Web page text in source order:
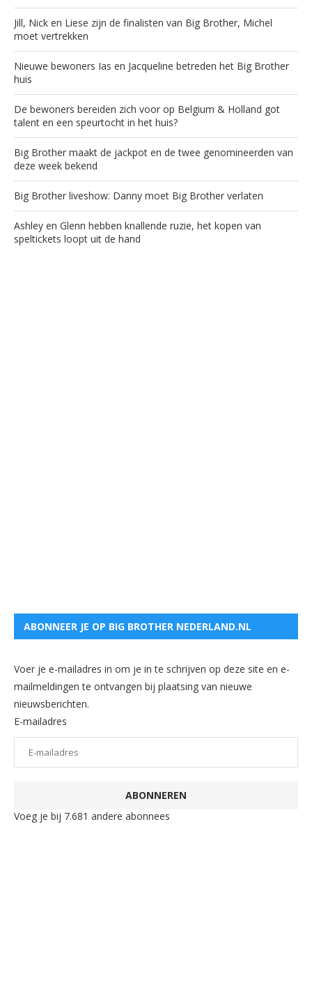
Jill, Nick en Liese zijn de finalisten van Big Brother, Michel
moet vertrekken
Nieuwe bewoners Ias en Jacqueline betreden het Big Brother
huis
De bewoners bereiden zich voor op Belgium & Holland got
talent en een speurtocht in het huis?
Big Brother maakt de jackpot en de twee genomineerden van
deze week bekend
Big Brother liveshow: Danny moet Big Brother verlaten
Ashley en Glenn hebben knallende ruzie, het kopen van
speltickets loopt uit de hand
ABONNEER JE OP BIG BROTHER NEDERLAND.NL
Voer je e-mailadres in om je in te schrijven op deze site en e-
mailmeldingen te ontvangen bij plaatsing van nieuwe
nieuwsberichten.
E-mailadres
ABONNEREN
Voeg je bij 7.681 andere abonnees